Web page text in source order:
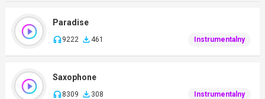
Paradise
9222 461 Instrumentalny
Saxophone
8309 308 Instrumentalny